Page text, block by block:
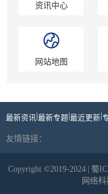
资讯中心
网站地图
最新资讯 |最新专题|最近更新|
友情链接：
Copyright ©2019-2024 | 蜀
网络